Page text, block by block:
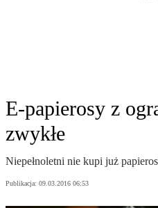
E-papierosy z
zwykłe
Niepełnoletni nie kupi już
Publikacja: 09.03.2016 06:53